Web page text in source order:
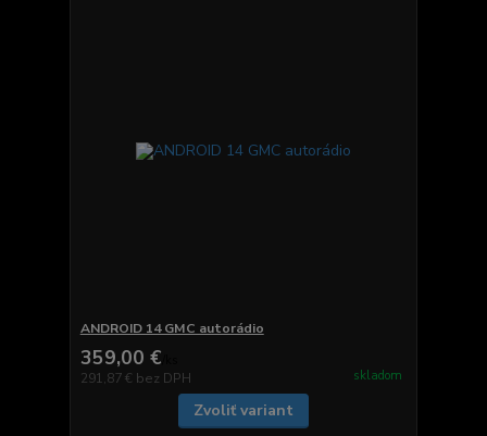
ANDROID 14 GMC autorádio
359,00 €
291,87 € bez DPH skladom
Zvoliť variant